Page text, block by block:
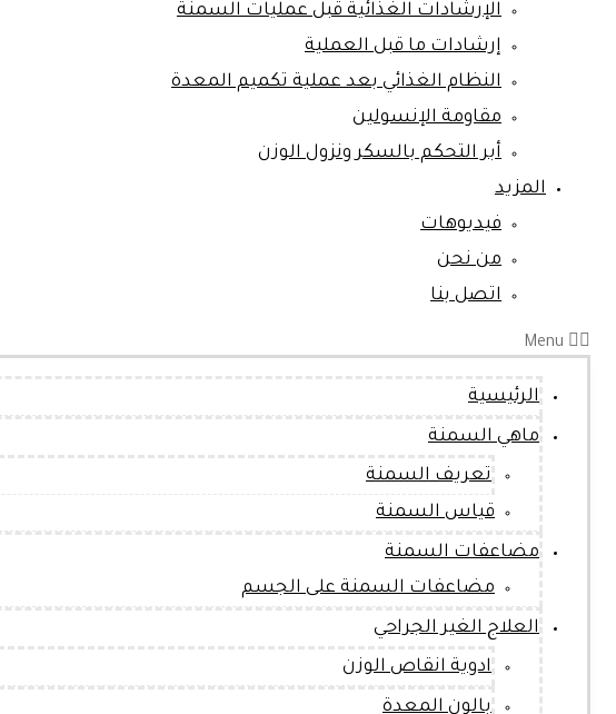
الإرشادات الغذائية قبل عمليات السمنة
إرشادات ما قبل العملية
النظام الغذائي بعد عملية تكميم المعدة
مقاومة الإنسولين
أبر التحكم بالسكر ونزول الوزن
المزيد
فيديوهات
من نحن
اتصل بنا
Menu
الرئيسية
ماهي السمنة
تعريف السمنة
قياس السمنة
مضاعفات السمنة
مضاعفات السمنة على الجسم
العلاج الغير الجراحي
ادوية انقاص الوزن
بالون المعدة